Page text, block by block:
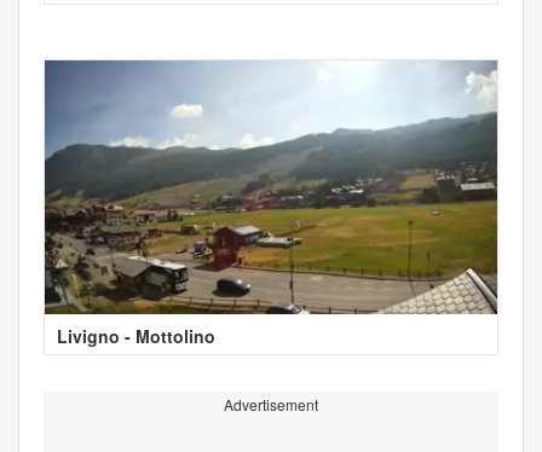
Livigno - Mottolino
Advertisement